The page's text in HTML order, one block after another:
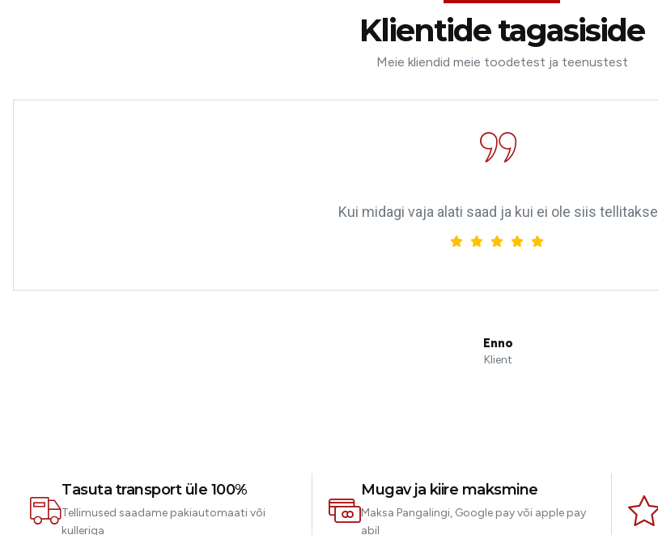
Klientide tagasiside
Meie kliendid meie toodetest ja teenustest
Enno
Klient
Kui midagi vaja alati saad ja kui ei ole siis tellitakse
Tasuta transport üle 100%
Tellimused saadame pakiautomaati või
kulleriga
Mugav ja kiire maksmine
Maksa Pangalingi, Google pay või apple pay
abil